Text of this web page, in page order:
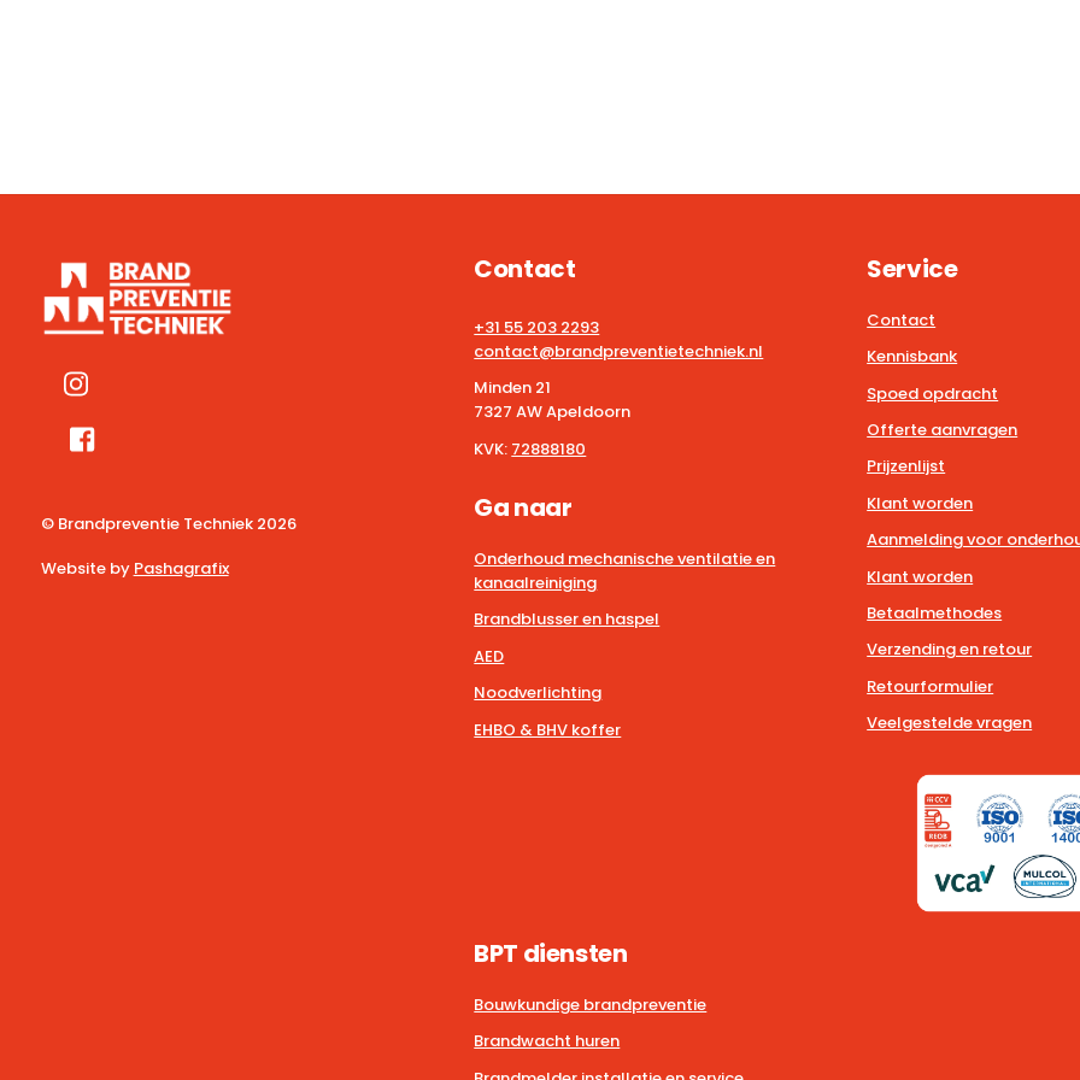
© Brandpreventie Techniek 2026
Website by Pashagrafix
Contact
+31 55 203 2293
contact@brandpreventietechniek.nl
Minden 21
7327 AW Apeldoorn
KVK: 72888180
Ga naar
Onderhoud mechanische ventilatie en
kanaalreiniging
Brandblusser en haspel
AED
Noodverlichting
EHBO & BHV koffer
Service
Contact
Kennisbank
Spoed opdracht
Offerte aanvragen
Prijzenlijst
Klant worden
Aanmelding voor
Klant worden
Betaalmethodes
Verzending en retour
Retourformulier
Veelgestelde vragen
BPT diensten
Bouwkundige brandpreventie
Brandwacht huren